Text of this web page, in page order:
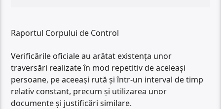
Raportul Corpului de Control
Verificările oficiale au arătat existența unor
traversări realizate în mod repetitiv de aceleași
persoane, pe aceeași rută și într-un interval de timp
relativ constant, precum și utilizarea unor
documente și justificări similare.